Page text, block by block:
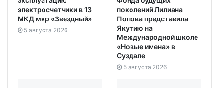
электросчетчики в 13
МКД мкр «Звездный»
5 августа 2026
поколений Лилиана
Попова представила
Якутию на
Международной школе
«Новые имена» в
Суздале
5 августа 2026